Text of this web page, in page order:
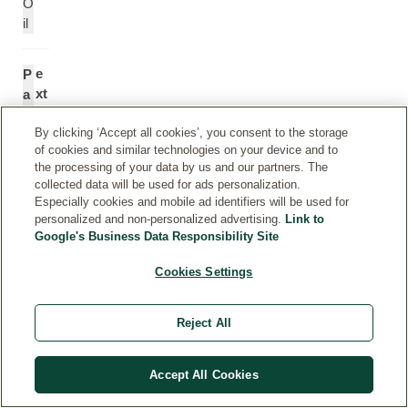
O
il
P
a
e
xt
it
d
e
g
ra
in
et
By clicking ‘Accept all cookies’, you consent to the storage
of cookies and similar technologies on your device and to
the processing of your data by us and our partners. The
collected data will be used for ads personalization.
Especially cookies and mobile ad identifiers will be used for
personalized and non-personalized advertising. Link to
Google's Business Data Responsibility Site
Cookies Settings
Reject All
Accept All Cookies